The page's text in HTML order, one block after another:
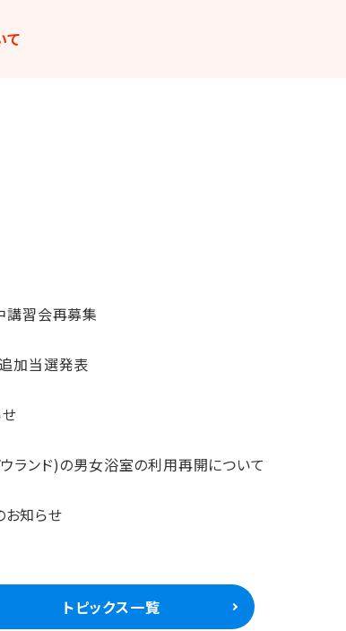
て
講習会再募集
加当選発表
ランド)の男女浴室の利用再開について
知らせ
トピックス一覧